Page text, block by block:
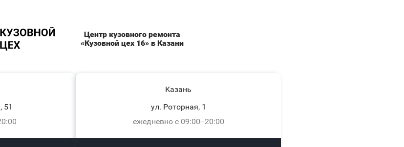
Центр кузовного ремонта
«Кузовной цех 16» в Казани
51
Казань
ул. Роторная, 1
ежедневно с 09:00–20:00